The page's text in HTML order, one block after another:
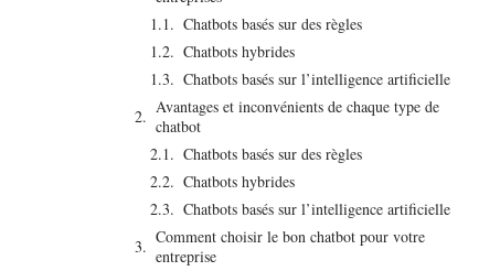
Chatbots basés sur des règles
Chatbots hybrides
Chatbots basés sur l’intelligence artificielle
Avantages et inconvénients de chaque type de
chatbot
Chatbots basés sur des règles
Chatbots hybrides
Chatbots basés sur l’intelligence artificielle
Comment choisir le bon chatbot pour votre
entreprise